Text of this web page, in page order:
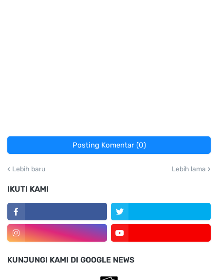
Posting Komentar (0)
Lebih baru Lebih lama
IKUTI KAMI
KUNJUNGI KAMI DI GOOGLE NEWS